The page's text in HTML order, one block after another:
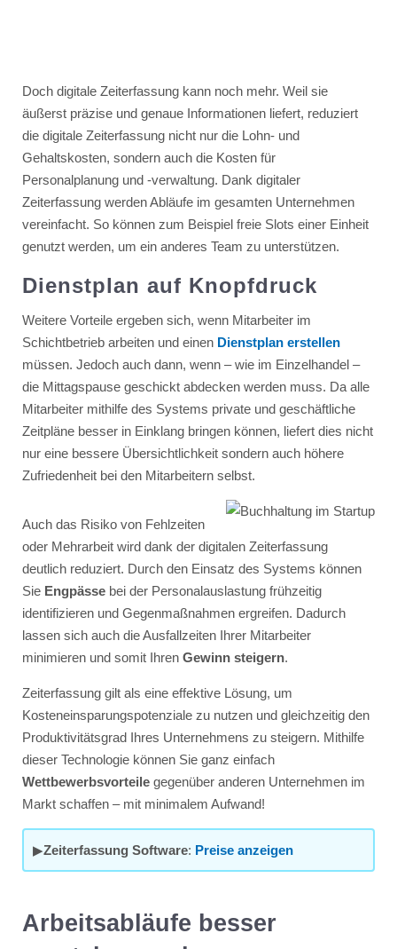
Doch digitale Zeiterfassung kann noch mehr. Weil sie
äußerst präzise und genaue Informationen liefert, reduziert
die digitale Zeiterfassung nicht nur die Lohn- und
Gehaltskosten, sondern auch die Kosten für
Personalplanung und -verwaltung. Dank digitaler
Zeiterfassung werden Abläufe im gesamten Unternehmen
vereinfacht. So können zum Beispiel freie Slots einer Einheit
genutzt werden, um ein anderes Team zu unterstützen.
Dienstplan auf Knopfdruck
Weitere Vorteile ergeben sich, wenn Mitarbeiter im
Schichtbetrieb arbeiten und einen Dienstplan erstellen
müssen. Jedoch auch dann, wenn – wie im Einzelhandel –
die Mittagspause geschickt abdecken werden muss. Da alle
Mitarbeiter mithilfe des Systems private und geschäftliche
Zeitpläne besser in Einklang bringen können, liefert dies nicht
nur eine bessere Übersichtlichkeit sondern auch höhere
Zufriedenheit bei den Mitarbeitern selbst.
Auch das Risiko von Fehlzeiten
oder Mehrarbeit wird dank der digitalen Zeiterfassung
deutlich reduziert. Durch den Einsatz des Systems können
Sie Engpässebei der Personalauslastung frühzeitig
identifizieren und Gegenmaßnahmen ergreifen. Dadurch
lassen sich auch die Ausfallzeiten Ihrer Mitarbeiter
minimieren und somit Ihren Gewinn steigern.
Zeiterfassung gilt als eine effektive Lösung, um
Kosteneinsparungspotenziale zu nutzen und gleichzeitig den
Produktivitätsgrad Ihres Unternehmens zu steigern. Mithilfe
dieser Technologie können Sie ganz einfach
Wettbewerbsvorteilegegenüber anderen Unternehmen im
Markt schaffen – mit minimalem Aufwand!
▶Zeiterfassung Software: Preise anzeigen
Arbeitsabläufe besser